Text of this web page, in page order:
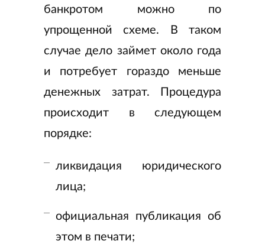
банкротом можно по
упрощенной схеме. В таком
случае дело займет около года
и потребует гораздо меньше
денежных затрат. Процедура
происходит в следующем
порядке:
ликвидация юридического
лица;
официальная публикация об
этом в печати;